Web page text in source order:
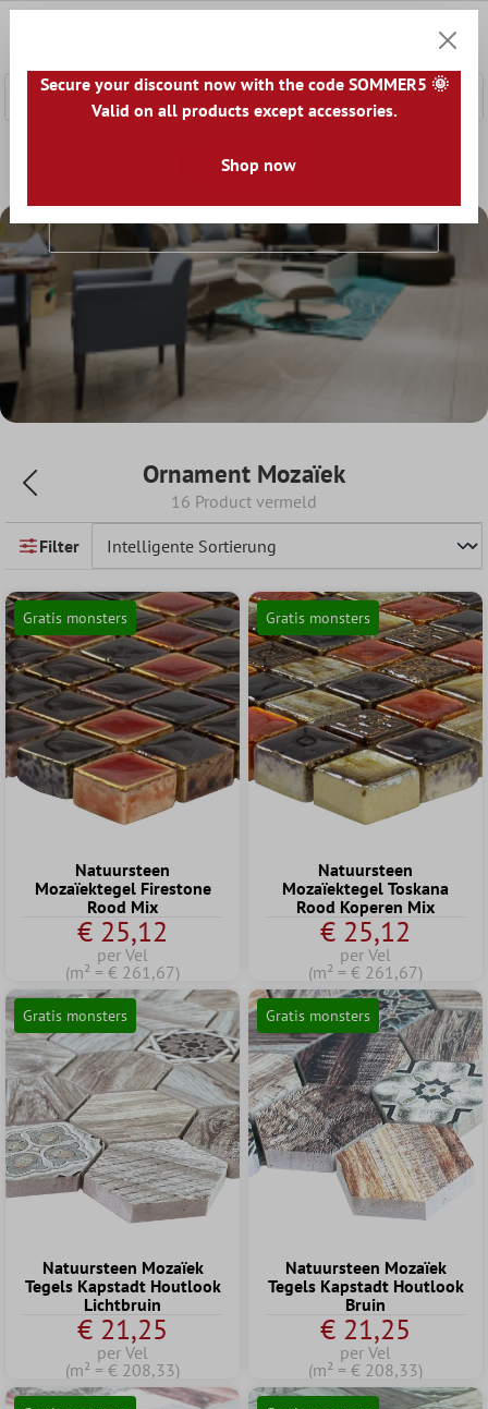
Natuursteen Mozaïek
Ornament Mozaïek
Ornament Mozaïek
16 Product vermeld
Filter
Gratis monsters
Natuursteen
Mozaïektegel Firestone
Rood Mix
€ 25,12
per Vel
(m² = € 261,67)
Gratis monsters
Natuursteen
Mozaïektegel Toskana
Rood Koperen Mix
€ 25,12
per Vel
(m² = € 261,67)
Gratis monsters
Natuursteen Mozaïek
Tegels Kapstadt Houtlook
Lichtbruin
€ 21,25
per Vel
(m² = € 208,33)
Gratis monsters
Natuursteen Mozaïek
Tegels Kapstadt Houtlook
Bruin
€ 21,25
per Vel
(m² = € 208,33)
Secure your discount now with the code SOMMER5 🌞
Valid on all products except accessories.
Shop now